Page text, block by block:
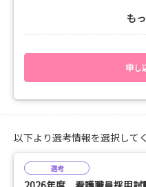
・所要時間は30分～１時間
・月曜日～金曜日9：00～
【応募方法】
・日程調整やオンラインに
ドのご連絡は後日いたします
遠方の方でも、近くの方でも
も
申し
以下より選考情報を選択して
選考